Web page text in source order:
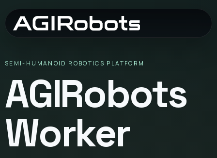
SEMI-HUMANOID ROBOTICS PLATFORM
AGIRobots
Worker